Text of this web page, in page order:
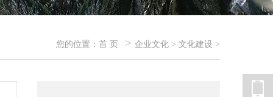
您的位置： 首 页 > 企业文化 > 文化建设 >